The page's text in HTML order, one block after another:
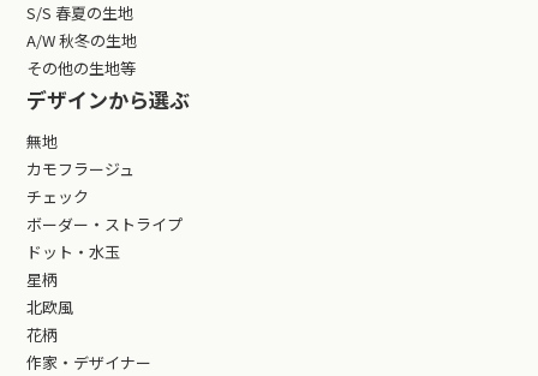
S/S 春夏の生地
A/W 秋冬の生地
その他の生地等
デザインから選ぶ
無地
カモフラージュ
チェック
ボーダー・ストライプ
ドット・水玉
星柄
北欧風
花柄
作家・デザイナー